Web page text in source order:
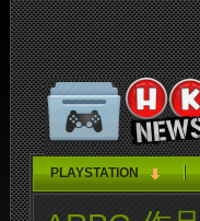
PLAYSTATION